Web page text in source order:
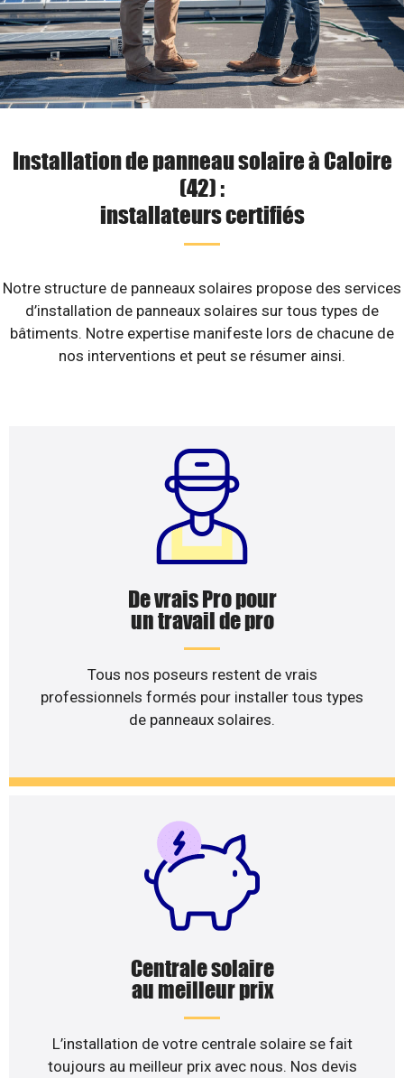
Installation de panneau solaire à Caloire
(42) :
installateurs certifiés
Notre structure de panneaux solaires propose des services
d’installation de panneaux solaires sur tous types de
bâtiments. Notre expertise manifeste lors de chacune de
nos interventions et peut se résumer ainsi.
De vrais Pro pour
un travail de pro
Tous nos poseurs restent de vrais
professionnels formés pour installer tous types
de panneaux solaires.
Centrale solaire
au meilleur prix
L’installation de votre centrale solaire se fait
toujours au meilleur prix avec nous. Nos devis